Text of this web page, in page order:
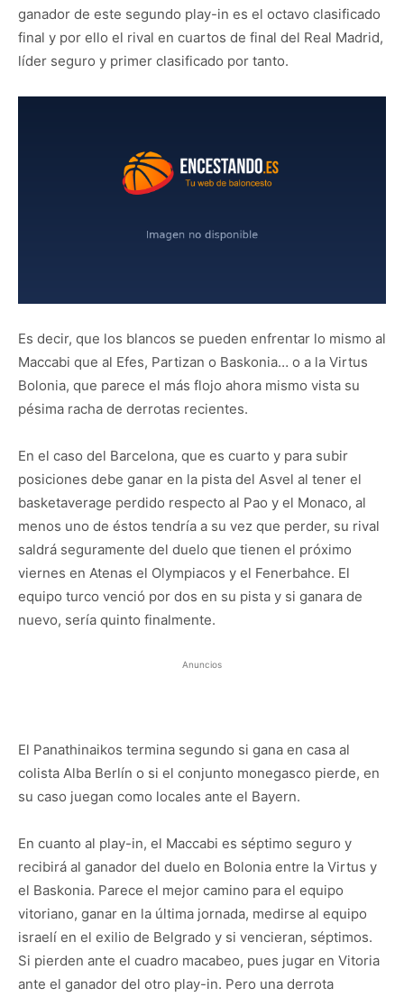
ganador de este segundo play-in es el octavo clasificado
final y por ello el rival en cuartos de final del Real Madrid,
líder seguro y primer clasificado por tanto.
Es decir, que los blancos se pueden enfrentar lo mismo al
Maccabi que al Efes, Partizan o Baskonia… o a la Virtus
Bolonia, que parece el más flojo ahora mismo vista su
pésima racha de derrotas recientes.
En el caso del Barcelona, que es cuarto y para subir
posiciones debe ganar en la pista del Asvel al tener el
basketaverage perdido respecto al Pao y el Monaco, al
menos uno de éstos tendría a su vez que perder, su rival
saldrá seguramente del duelo que tienen el próximo
viernes en Atenas el Olympiacos y el Fenerbahce. El
equipo turco venció por dos en su pista y si ganara de
nuevo, sería quinto finalmente.
Anuncios
El Panathinaikos termina segundo si gana en casa al
colista Alba Berlín o si el conjunto monegasco pierde, en
su caso juegan como locales ante el Bayern.
En cuanto al play-in, el Maccabi es séptimo seguro y
recibirá al ganador del duelo en Bolonia entre la Virtus y
el Baskonia. Parece el mejor camino para el equipo
vitoriano, ganar en la última jornada, medirse al equipo
israelí en el exilio de Belgrado y si vencieran, séptimos.
Si pierden ante el cuadro macabeo, pues jugar en Vitoria
ante el ganador del otro play-in. Pero una derrota